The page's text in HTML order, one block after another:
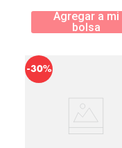
Agregar a mi
bolsa
-30%